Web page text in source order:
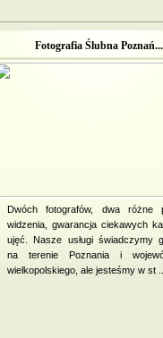
Fotografia Ślubna Poznań...
Dwóch fotografów, dwa różne
widzenia, gwarancja ciekawych
ujęć. Nasze usługi świadczymy
na terenie Poznania i
wielkopolskiego, ale jesteśmy w st